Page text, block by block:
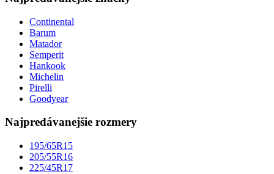
Continental
Barum
Matador
Semperit
Hankook
Michelin
Pirelli
Goodyear
Najpredávanejšie rozmery
195/65R15
205/55R16
225/45R17